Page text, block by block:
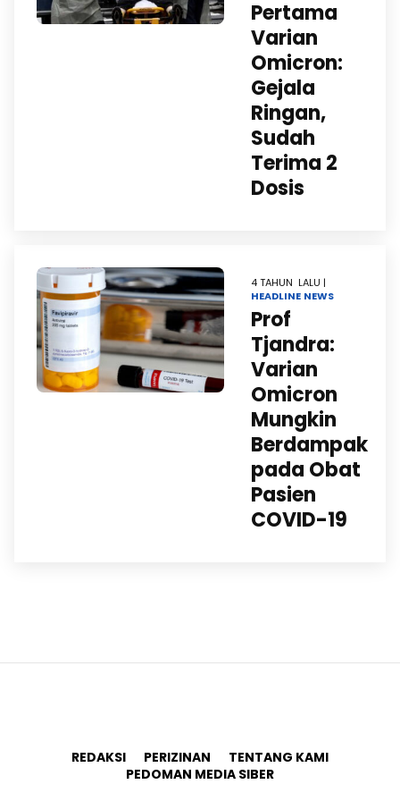
Pertama
Varian
Omicron:
Gejala
Ringan,
Sudah
Terima 2
Dosis
4 TAHUN LALU |
HEADLINE NEWS
Prof
Tjandra:
Varian
Omicron
Mungkin
Berdampak
pada Obat
Pasien
COVID-19
REDAKSI PERIZINAN
TENTANG KAMI
PEDOMAN MEDIA SIBER